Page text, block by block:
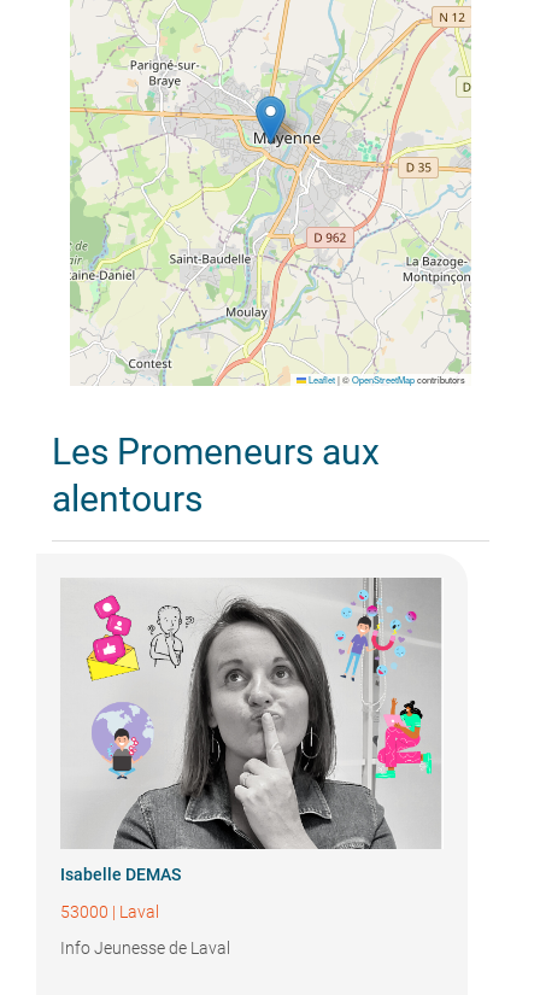
Leaflet |©OpenStreetMapcontributors
Les Promeneurs aux
alentours
Isabelle DEMAS
53000 | Laval
Info Jeunesse de Laval